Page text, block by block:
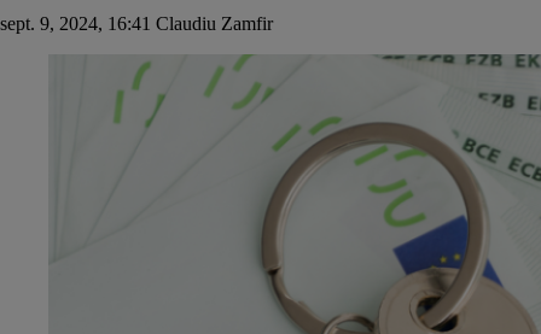
sept. 9, 2024, 16:41 Claudiu Zamfir